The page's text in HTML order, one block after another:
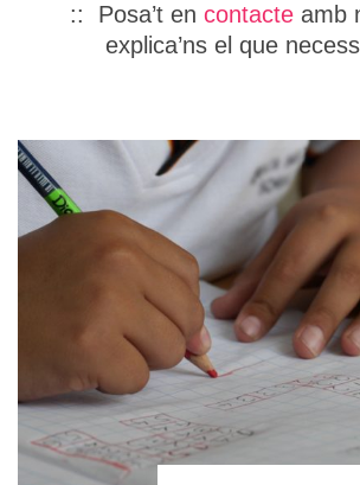
:: Posa’t en contacteamb
explica’ns el que